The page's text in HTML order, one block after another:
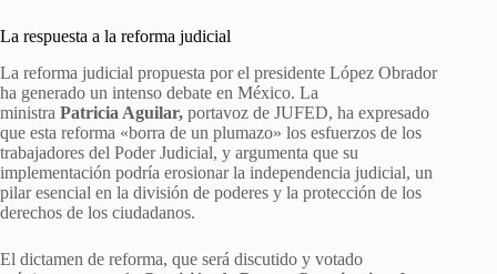
La respuesta a la reforma judicial
La reforma judicial propuesta por el presidente López Obrador
ha generado un intenso debate en México. La
ministra Patricia Aguilar, portavoz de JUFED, ha expresado
que esta reforma «borra de un plumazo» los esfuerzos de los
trabajadores del Poder Judicial, y argumenta que su
implementación podría erosionar la independencia judicial, un
pilar esencial en la división de poderes y la protección de los
derechos de los ciudadanos.
El dictamen de reforma, que será discutido y votado